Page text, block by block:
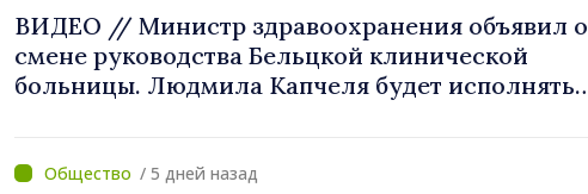
ВИДЕО // Министр здравоохранения объявил о
смене руководства Бельцкой клинической
больницы. Людмила Капчеля будет исполнять
/ 5 дней назад